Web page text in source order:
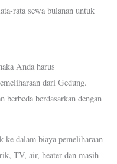
rata sewa bulanan untuk
Anda harus
dari Gedung.
berbeda berdasarkan dengan
ke dalam biaya pemeliharaan
TV, air, heater dan masih